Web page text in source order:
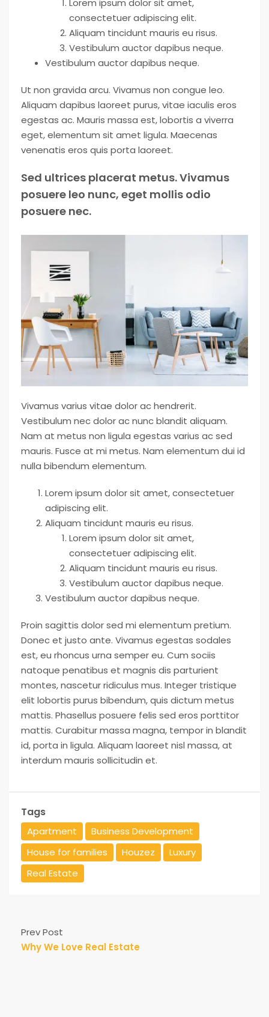
Lorem ipsum dolor sit amet,
consectetuer adipiscing elit.
Aliquam tincidunt mauris eu risus.
Vestibulum auctor dapibus neque.
Vestibulum auctor dapibus neque.
Ut non gravida arcu. Vivamus non congue leo.
Aliquam dapibus laoreet purus, vitae iaculis eros
egestas ac. Mauris massa est, lobortis a viverra
eget, elementum sit amet ligula. Maecenas
venenatis eros quis porta laoreet.
Sed ultrices placerat metus. Vivamus
posuere leo nunc, eget mollis odio
posuere nec.
Vivamus varius vitae dolor ac hendrerit.
Vestibulum nec dolor ac nunc blandit aliquam.
Nam at metus non ligula egestas varius ac sed
mauris. Fusce at mi metus. Nam elementum dui id
nulla bibendum elementum.
Lorem ipsum dolor sit amet, consectetuer
adipiscing elit.
Aliquam tincidunt mauris eu risus.
Lorem ipsum dolor sit amet,
consectetuer adipiscing elit.
Aliquam tincidunt mauris eu risus.
Vestibulum auctor dapibus neque.
Vestibulum auctor dapibus neque.
Proin sagittis dolor sed mi elementum pretium.
Donec et justo ante. Vivamus egestas sodales
est, eu rhoncus urna semper eu. Cum sociis
natoque penatibus et magnis dis parturient
montes, nascetur ridiculus mus. Integer tristique
elit lobortis purus bibendum, quis dictum metus
mattis. Phasellus posuere felis sed eros porttitor
mattis. Curabitur massa magna, tempor in blandit
id, porta in ligula. Aliquam laoreet nisl massa, at
interdum mauris sollicitudin et.
Tags
Apartment
Business Development
House for families
Houzez
Luxury
Real Estate
Prev Post
Why We Love Real Estate